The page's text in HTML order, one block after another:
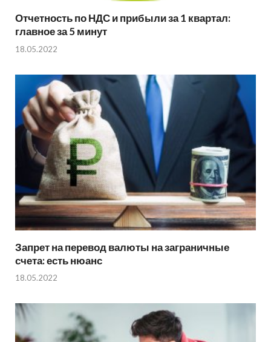
Отчетность по НДС и прибыли за 1 квартал:
главное за 5 минут
18.05.2022
Запрет на перевод валюты на заграничные
счета: есть нюанс
18.05.2022